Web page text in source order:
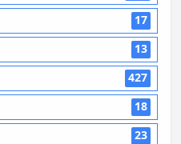
17
13
427
18
23